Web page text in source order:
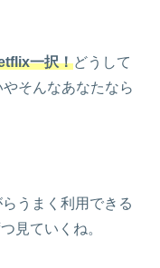
一択！どうして
そんなあなたなら
うまく利用できる
見ていくね。